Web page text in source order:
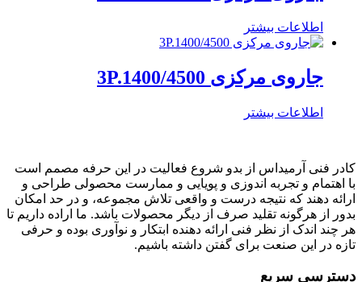
اطلاعات بیشتر
جاروی مرکزی 3P.1400/4500
اطلاعات بیشتر
کادر فنی آرمیداس از بدو شروع فعالیت در این حرفه مصمم است
با اهتمام و تجربه اندوزی و پویایی و ممارست محصولی طراحی و
ارائه دهند که نتیجه درست و واقعی تلاش مجموعه، و در حد امکان
بدور از هرگونه تقلید صرف از دیگر محصولات باشد. ما اراده داریم تا
هر چند اندک از نظر فنی ارائه دهنده ابتکار و نوآوری بوده و حرفی
تازه در این صنعت برای گفتن داشته باشیم.
دسترسی سریع